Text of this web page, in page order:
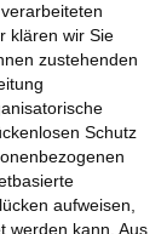
klären wir Sie
zustehenden
Schutz
aufweisen,
werden kann. Aus